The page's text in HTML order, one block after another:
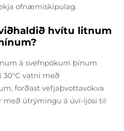
ofnæmiskipulag.
hvítu litnum
á svefnpökum þínum
30°C vatni með
forðast vefjaþvottavökva
útrýmingu á úví-ljósi til